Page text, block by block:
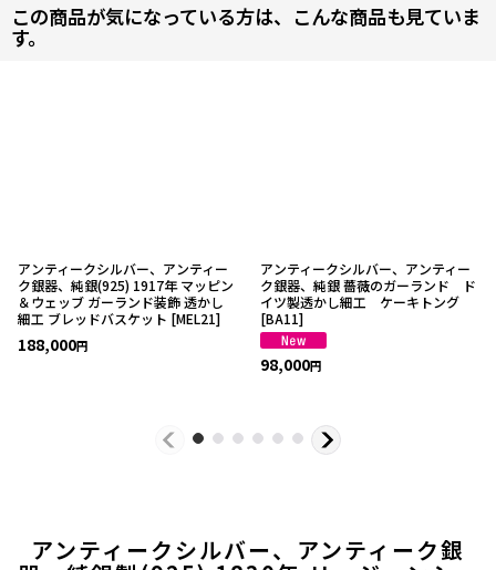
アンティークシルバー、アンティーク銀
この商品が気になっている方は、こんな商品も見ていま
す。
アンティークシルバー、アンティー
ク銀器、純銀(925) 1917年 マッピン
＆ウェッブ ガーランド装飾 透かし
細工 ブレッドバスケット [MEL21]
188,000円
アンティークシルバー、アンティー
ク銀器、純銀 薔薇のガーランド ド
イツ製透かし細工 ケーキトング
[BA11]
98,000円